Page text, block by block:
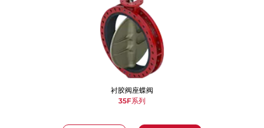
衬胶阀座蝶阀
35F系列